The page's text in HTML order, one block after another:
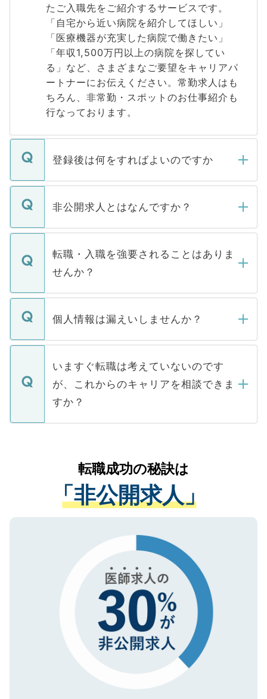
たご入職先をご紹介するサービスです。
「自宅から近い病院を紹介してほしい」
「医療機器が充実した病院で働きたい」
「年収1,500万円以上の病院を探してい
る」など、さまざまなご要望をキャリアパ
ートナーにお伝えください。常勤求人はも
ちろん、非常勤・スポットのお仕事紹介も
行なっております。
登録後は何をすればよいのですか
ご登録いただきましたら、弊社担当者がご
登録内容を確認し、その後メールもしくは
ます。通常、5営業日以内にはご連絡をせて
いただきますので、しばらくお待ちくださ
非公開求人とはなんですか？
マイナビDOCTORで取り扱っている求人の
うち約3割は、Webサイトからご覧いただ
けない「非公開求人」です。非公開求人は
下記の理由によって、一般には公開してい
ません。
■応募殺到を避けるため 人気のある医療機
関を公にしてしまうと、応募が殺到する場
に、医療機関が求める条件に合った人材の
みを人材紹介会社に依頼するケースが増え
ています。
転職・入職を強要されることはありま
せんか？
転職・入職を強要することは一切ありませ
ん。また、仮に応募先から内定をいただい
定を承諾する必要はありません。内定先へ
の辞退の連絡はキャリアパートナーが行い
個人情報は漏えいしませんか？
個人情報が漏えいすることはありませんの
で、ご安心ください。当サイトからの登録
などで収集したご登録者様の個人情報は、
ご本人のキャリアアップおよび転職活動の
支援を目的に使用いたします。お預かりし
ているすべての個人データはご本人の許可
は、個人情報の取り扱いについての厳密な
管理基準を満たした事業者のみに付与され
る、プライバシーマークを取得済みです。
で、機密保持に関してもご安心ください。
いますぐ転職は考えていないのです
が、これからのキャリアを相談できま
すか？
かがいして、現在の医療機関の状況や紹介
経験をまじえながら、適切なアドバイスを
させていただきます。すぐにご転職をされ
ない方には、長期的なサポートが可能です
ので、まずはご登録ください。
転職成功の秘訣は
「非公開求人」